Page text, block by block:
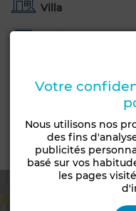
Villa
Années
Carrelage
Emplacement
Votre
Nous utilisons nos
des fins
publicités
basé sur vos
les pages